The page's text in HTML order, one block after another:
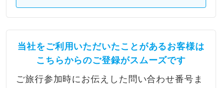
当社をご利用いただいたことがあるお客様は
こちらからのご登録がスムーズです
ご旅行参加時にお伝えした問い合わせ番号ま